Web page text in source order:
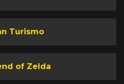
Turismo
of Zelda